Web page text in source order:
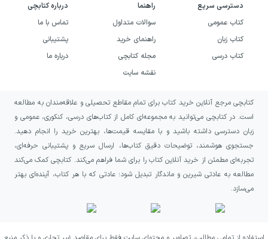
دسترسی سریع
کتاب عمومی
کتاب زبان
کتاب درسی
راهنما
سوالات متداول
راهنمای خرید
مجله کتابچی
نقشه سایت
درباره کتابچی
تماس با ما
پشتیبانی
درباره ما
کتابچی مرجع آنلاین خرید کتاب برای تمام مقاطع تحصیلی و علاقه‌مندان به مطالعه
است. در کتابچی می‌توانید به مجموعه‌ای کامل از کتاب‌های درسی، کنکوری، عمومی و
زبان دسترسی داشته باشید و با مقایسه قیمت‌ها، بهترین خرید را انجام دهید.
جستجوی هوشمند، توضیحات دقیق کتاب‌ها، ارسال سریع و پشتیبانی حرفه‌ای،
تجربه‌ای مطمئن از خرید آنلاین کتاب را برای شما فراهم می‌کند. کتابچی کمک می‌کند
مطالعه به عادتی شیرین و ماندگار تبدیل شود؛ عادتی که با هر کتاب، آینده‌ای بهتر
می‌سازد.